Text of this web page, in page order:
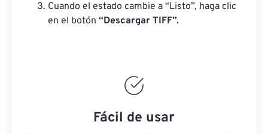
Cuando el estado cambie a “Listo”, haga clic
en el botón “Descargar TIFF”.
Fácil de usar